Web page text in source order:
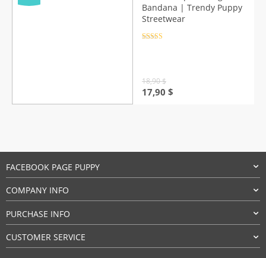
47,90 $
Bandana | Trendy Puppy
Streetwear
18,90$
Original
17,90 $
FACEBOOK PAGE PUPPY
COMPANY INFO
PURCHASE INFO
CUSTOMER SERVICE